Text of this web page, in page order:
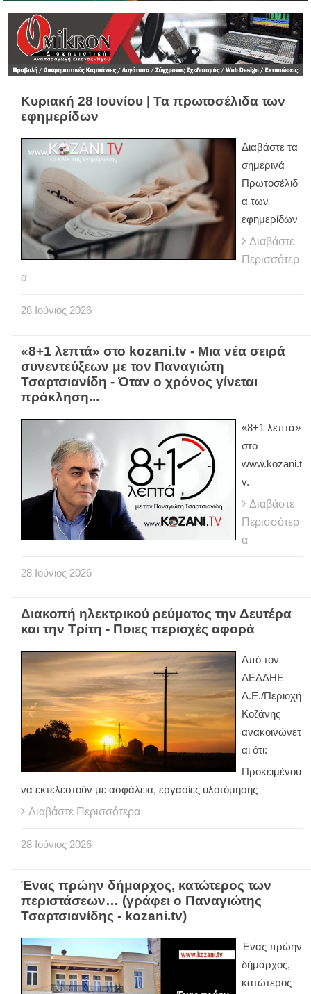
Κυριακή 28 Ιουνίου | Τα πρωτοσέλιδα των
εφημερίδων
Διαβάστε τα
σημερινά
Πρωτοσέλιδ
α των
εφημερίδων
Διαβάστε
Περισσότερ
α
28 Ιούνιος 2026
«8+1 λεπτά» στο kozani.tv - Μια νέα σειρά
συνεντεύξεων με τον Παναγιώτη
Τσαρτσιανίδη - Όταν ο χρόνος γίνεται
πρόκληση...
«8+1 λεπτά»
στο
www.kozani.t
v.
Διαβάστε
Περισσότερ
α
28 Ιούνιος 2026
Διακοπή ηλεκτρικού ρεύματος την Δευτέρα
και την Τρίτη - Ποιες περιοχές αφορά
Από τον
ΔΕΔΔΗΕ
Α.Ε./Περιοχή
Κοζάνης
ανακοινώνετ
αι ότι:
Προκειμένου
να εκτελεστούν με ασφάλεια, εργασίες υλοτόμησης
Διαβάστε Περισσότερα
28 Ιούνιος 2026
Ένας πρώην δήμαρχος, κατώτερος των
περιστάσεων… (γράφει ο Παναγιώτης
Τσαρτσιανίδης - kozani.tv)
Ένας πρώην
δήμαρχος,
κατώτερος